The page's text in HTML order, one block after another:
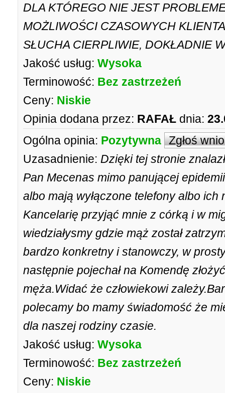
DLA KTÓREGO NIE JEST
MOŻLIWOŚCI CZASOWYCH
SŁUCHA CIERPLIWIE, DOKŁADNIE
Jakość usług: Wysoka
Terminowość: Bez zastrzeżeń
Ceny: Niskie
Opinia dodana przez: RAFAŁ dnia:
Ogólna opinia: Pozytywna Zgłoś
Uzasadnienie: Dzięki tej stronie
Pan Mecenas mimo panującej
albo mają wyłączone telefony albo ich
Kancelarię przyjąć mnie z córką i w
wiedziałysmy gdzie mąż został
bardzo konkretny i stanowczy, w
następnie pojechał na Komendę
męża.Widać że człowiekowi
polecamy bo mamy świadomość że
dla naszej rodziny czasie.
Jakość usług: Wysoka
Terminowość: Bez zastrzeżeń
Ceny: Niskie